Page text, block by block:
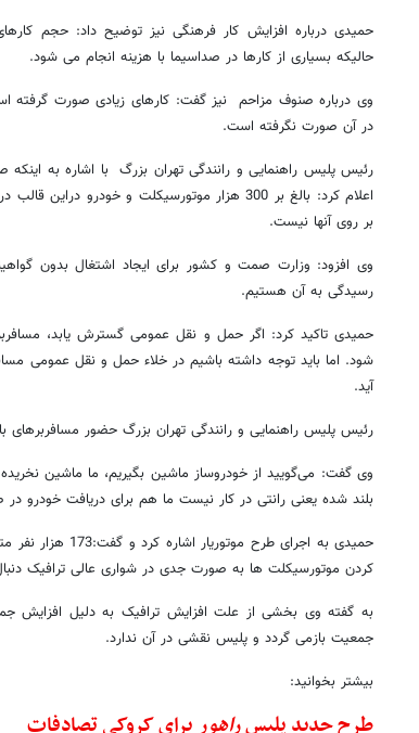
حمیدی درباره افزایش کار فرهنگی نیز توضیح داد: حجم
حالیکه بسیاری از کارها در صداسیما با هزینه انجام می شود.
وی درباره صنوف مزاحم نیز گفت: کارهای زیادی صورت
در آن صورت نگرفته است.
رئیس پلیس راهنمایی و رانندگی تهران بزرگ با اشاره به
اعلام کرد: بالغ بر 300 هزار موتورسیکلت و
بر روی آنها نیست.
وی افزود: وزارت صمت و کشور برای ایجاد اشتغال بدون
رسیدگی به آن هستیم.
حمیدی تاکید کرد: اگر حمل و نقل عمومی گسترش یابد،
شود. اما باید توجه داشته باشیم در خلاء حمل و نقل عمومی
آید.
رئیس پلیس راهنمایی و رانندگی تهران بزرگ حضور مسافربرهای
وی گفت: می‌گویید از خودروساز ماشین بگیریم، ما ماشین
بلند شده یعنی رانتی در کار نیست ما هم برای دریافت خودرو
حمیدی به اجرای
کردن موتورسیکلت ها به صورت جدی در شواری عالی ترافیک
به گفته وی بخشی از علت افزایش ترافیک به دلیل افزایش
جمعیت بازمی گردد و پلیس نقشی در آن ندارد.
بیشتر بخوانید:
طرح جدید پلیسراهوربرای کروکی تصادفات